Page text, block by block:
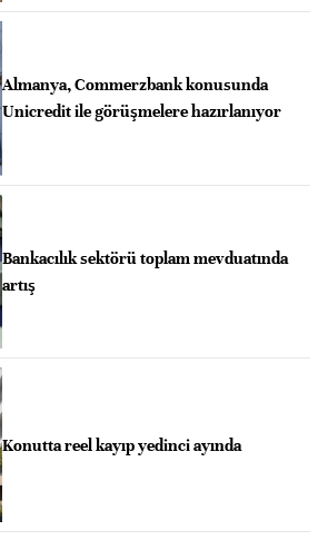
Almanya, Commerzbank konusunda
Unicredit ile görüşmelere hazırlanıyor
Bankacılık sektörü toplam mevduatında
artış
Konutta reel kayıp yedinci ayında